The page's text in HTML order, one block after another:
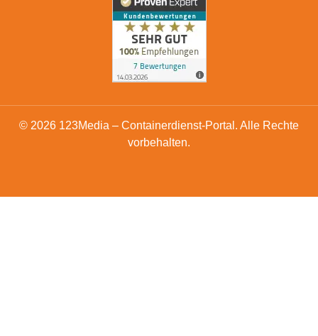
© 2026 123Media – Containerdienst-Portal. Alle Rechte
vorbehalten.